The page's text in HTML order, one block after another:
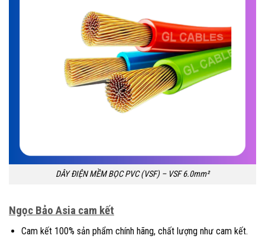
DÂY ĐIỆN MỀM BỌC PVC (VSF) – VSF 6.0mm²
Ngọc Bảo Asia cam kết
Cam kết 100% sản phẩm chính hãng, chất lượng như cam kết.